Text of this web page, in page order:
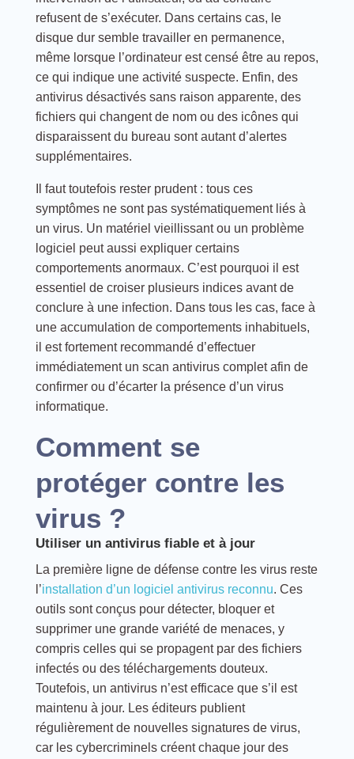
refusent de s’exécuter. Dans certains cas, le
disque dur semble travailler en permanence,
même lorsque l’ordinateur est censé être au repos,
ce qui indique une activité suspecte. Enfin, des
antivirus désactivés sans raison apparente, des
fichiers qui changent de nom ou des icônes qui
disparaissent du bureau sont autant d’alertes
supplémentaires.
Il faut toutefois rester prudent : tous ces
symptômes ne sont pas systématiquement liés à
un virus. Un matériel vieillissant ou un problème
logiciel peut aussi expliquer certains
comportements anormaux. C’est pourquoi il est
essentiel de croiser plusieurs indices avant de
conclure à une infection. Dans tous les cas, face à
une accumulation de comportements inhabituels,
il est fortement recommandé d’effectuer
immédiatement un scan antivirus complet afin de
confirmer ou d’écarter la présence d’un virus
informatique.
Comment se
protéger contre les
virus ?
Utiliser un antivirus fiable et à jour
La première ligne de défense contre les virus reste
l’installation d’un logiciel antivirus reconnu. Ces
outils sont conçus pour détecter, bloquer et
supprimer une grande variété de menaces, y
compris celles qui se propagent par des fichiers
infectés ou des téléchargements douteux.
Toutefois, un antivirus n’est efficace que s’il est
maintenu à jour. Les éditeurs publient
régulièrement de nouvelles signatures de virus,
car les cybercriminels créent chaque jour des